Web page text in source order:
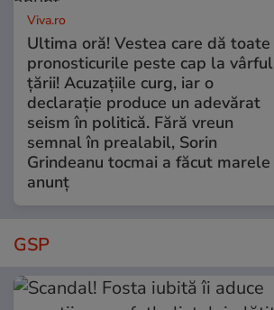
Viva.ro
Ultima oră! Vestea care dă toate
pronosticurile peste cap la vârful
țării! Acuzațiile curg, iar o
declarație produce un adevărat
seism în politică. Fără vreun
semnal în prealabil, Sorin
Grindeanu tocmai a făcut marele
anunț
GSP